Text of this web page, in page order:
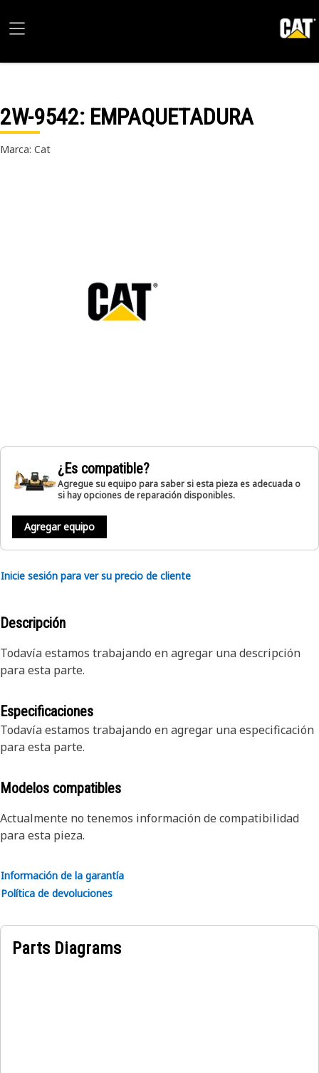
2W-9542: EMPAQUETADURA
Marca: Cat
¿Es compatible?
Agregue su equipo para saber si esta pieza es adecuada o
si hay opciones de reparación disponibles.
Agregar equipo
Inicie sesión para ver su precio de cliente
Descripción
Todavía estamos trabajando en agregar una descripción
para esta parte.
Especificaciones
Todavía estamos trabajando en agregar una especificación
para esta parte.
Modelos compatibles
Actualmente no tenemos información de compatibilidad
para esta pieza.
Información de la garantía
Política de devoluciones
Parts Diagrams